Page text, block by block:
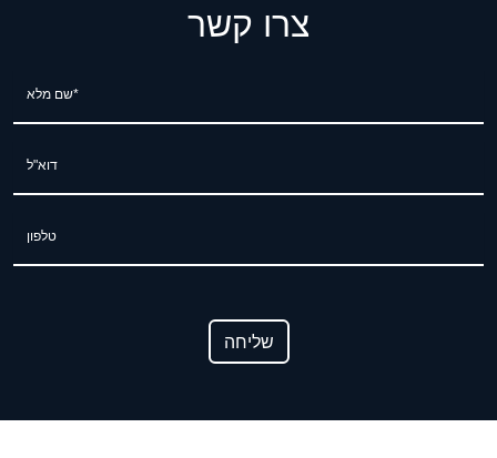
צרו קשר
שליחה